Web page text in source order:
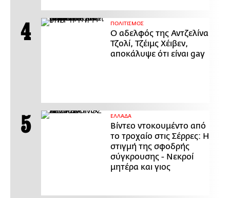
ΠΟΛΙΤΙΣΜΟΣ
Ο αδελφός της Αντζελίνα
Τζολί, Τζέιμς Χέιβεν,
αποκάλυψε ότι είναι gay
ΕΛΛΑΔΑ
Βίντεο ντοκουμέντο από
το τροχαίο στις Σέρρες: Η
στιγμή της σφοδρής
σύγκρουσης - Νεκροί
μητέρα και γιος